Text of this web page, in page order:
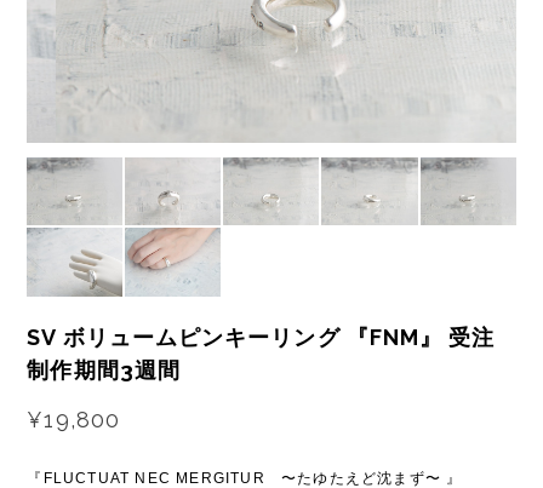
SV ボリュームピンキーリング 『FNM』 受注
制作期間3週間
¥19,800
『FLUCTUAT NEC MERGITUR 〜たゆたえど沈まず〜 』